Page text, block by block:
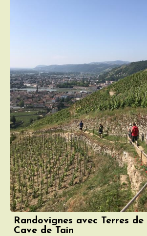
Randovignes avec Terres
Cave de Tain